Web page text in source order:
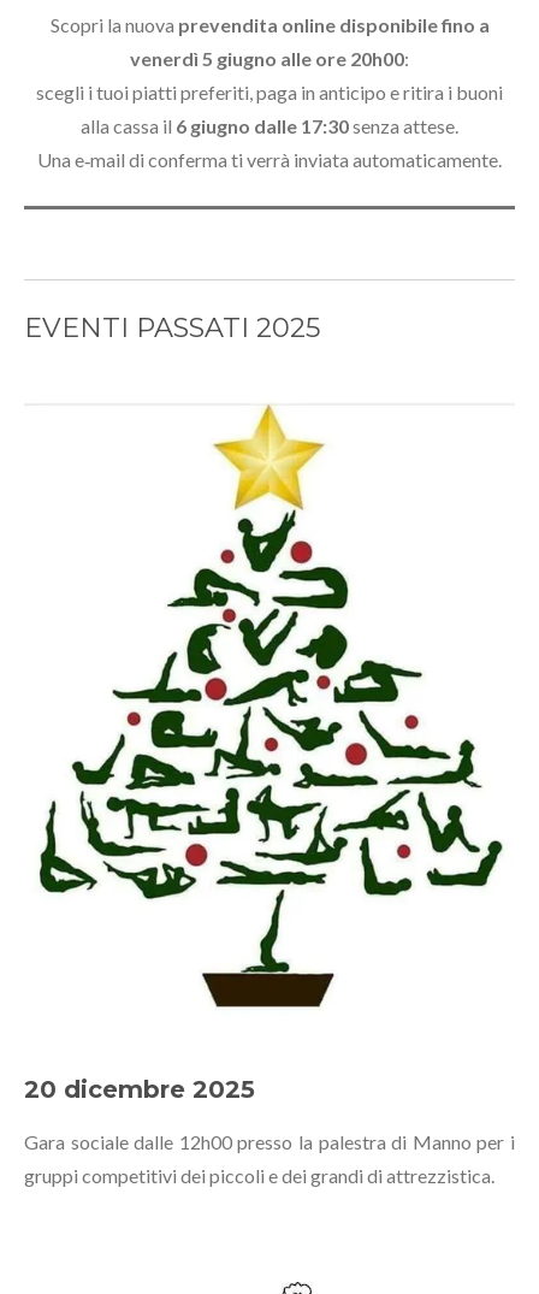
Scopri la nuova prevendita online disponibile fino a
venerdì 5 giugno alle ore 20h00:
scegli i tuoi piatti preferiti, paga in anticipo e ritira i buoni
alla cassa il 6 giugno dalle 17:30senza attese.
Una e‑mail di conferma ti verrà inviata automaticamente.
EVENTI PASSATI 2025
20 dicembre 2025
Gara sociale dalle 12h00 presso la palestra di Manno per i
gruppi competitivi dei piccoli e dei grandi di attrezzistica.